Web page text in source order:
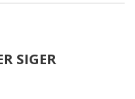
SIGER